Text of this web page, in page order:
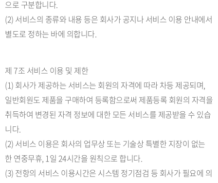
으로 구분합니다.
(2) 서비스의 종류와 내용 등은 회사가 공지나 서비스 이용 안내에서
별도로 정하는 바에 의합니다.
제 7조 서비스 이용 및 제한
(1) 회사가 제공하는 서비스는 회원의 자격에 따라 차등 제공되며,
일반회원도 제품을 구매하여 등록함으로써 제품등록 회원의 자격을
취득하여 변경된 자격 정보에 대한 모든 서비스를 제공받을 수 있습
니다.
(2) 서비스 이용은 회사의 업무상 또는 기술상 특별한 지장이 없는
한 연중무휴, 1일 24시간을 원칙으로 합니다.
(3) 전항의 서비스 이용시간은 시스템 정기점검 등 회사가 필요에 의